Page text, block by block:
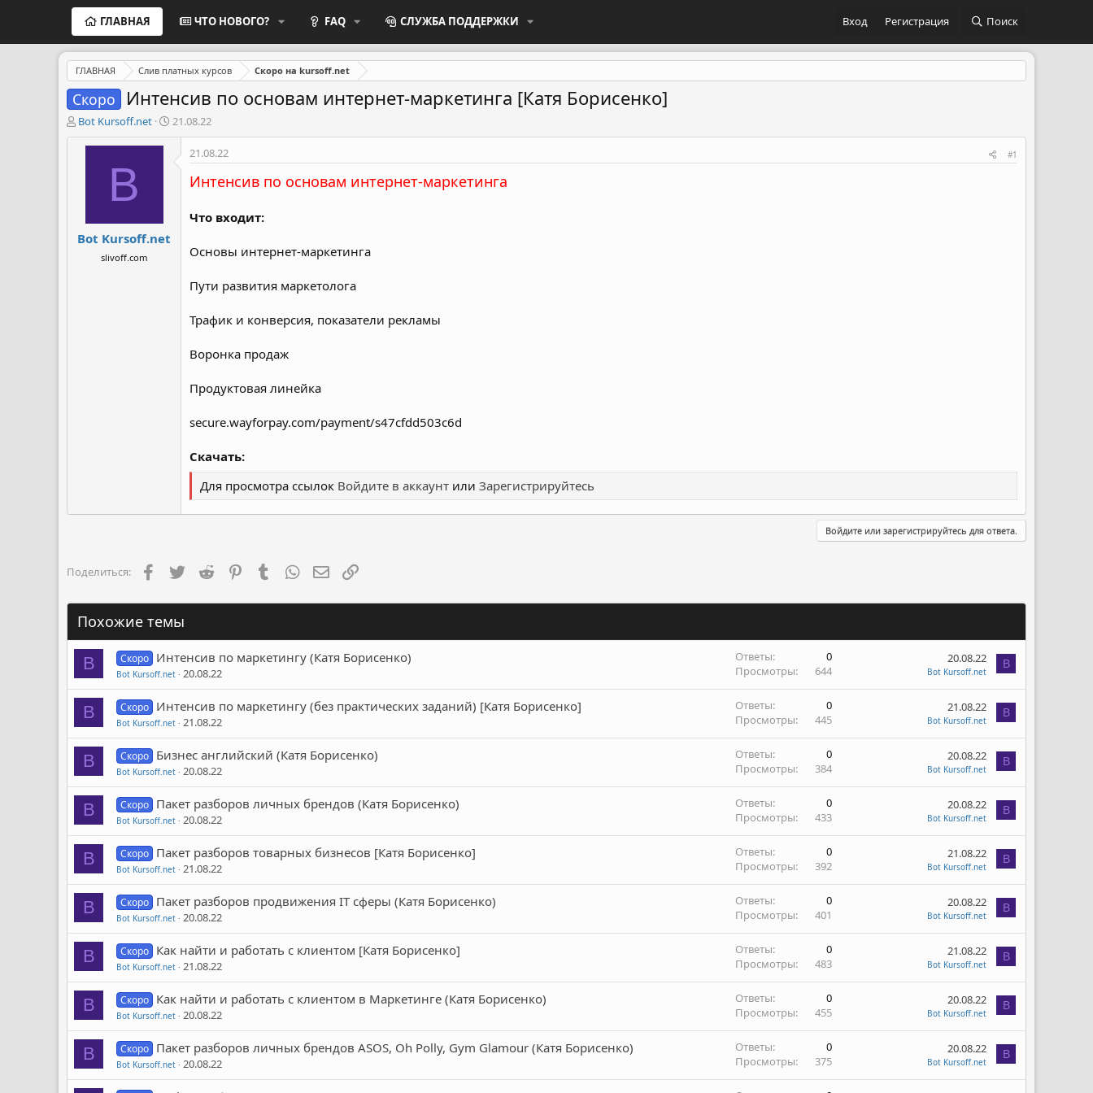
ГЛАВНАЯ ЧТО НОВОГО? FAQ СЛУЖБА ПОДДЕРЖКИ Вход Регистрация Поиск
ГЛАВНАЯ Слив платных курсов Скоро на kursoff.net
Скоро Интенсив по основам интернет-маркетинга [Катя Борисенко]
А
в
ы
Bot Kursoff.net
Д
а
а
21.08.22
B
Bot Kursoff.net
slivoff.com
21.08.22 #1
Интенсив по основам интернет-маркетинга
Что входит:
Основы интернет-маркетинга
Пути развития маркетолога
Трафик и конверсия, показатели рекламы
Воронка продаж
Продуктовая линейка
secure.wayforpay.com/payment/s47cfdd503c6d
Скачать:
Для просмотра ссылок Войдите в аккаунт или Зарегистрируйтесь
Войдите или зарегистрируйтесь для ответа.
Поделиться: FacebookTwitter Reddit PinterestTumblr WhatsAppЭлектронная почта
Похожие темы
B Скоро Интенсив по маркетингу (Катя Борисенко)
Bot Kursoff.net 20.08.22
Ответы
0
Просмотры
644
20.08.22
Bot Kursoff.net
B
B Скоро Интенсив по маркетингу (без практических заданий) [Катя Борисенко]
Bot Kursoff.net 21.08.22
Ответы
0
Просмотры
445
21.08.22
Bot Kursoff.net
B
B Скоро Бизнес английский (Катя Борисенко)
Bot Kursoff.net 20.08.22
Ответы
0
Просмотры
384
20.08.22
Bot Kursoff.net
B
B Скоро Пакет разборов личных брендов (Катя Борисенко)
Bot Kursoff.net 20.08.22
Ответы
0
Просмотры
433
20.08.22
Bot Kursoff.net
B
B Скоро Пакет разборов товарных бизнесов [Катя Борисенко]
Bot Kursoff.net 21.08.22
Ответы
0
Просмотры
392
21.08.22
Bot Kursoff.net
B
B Скоро Пакет разборов продвижения IT сферы (Катя Борисенко)
Bot Kursoff.net 20.08.22
Ответы
0
Просмотры
401
20.08.22
Bot Kursoff.net
B
B Скоро Как найти и работать с клиентом [Катя Борисенко]
Bot Kursoff.net 21.08.22
Ответы
0
Просмотры
483
21.08.22
Bot Kursoff.net
B
B Скоро Как найти и работать с клиентом в Маркетинге (Катя Борисенко)
Bot Kursoff.net 20.08.22
Ответы
0
Просмотры
455
20.08.22
Bot Kursoff.net
B
B Скоро Пакет разборов личных брендов ASOS, Oh Polly, Gym Glamour (Катя Борисенко)
Bot Kursoff.net 20.08.22
Ответы
0
Просмотры
375
20.08.22
Bot Kursoff.net
B